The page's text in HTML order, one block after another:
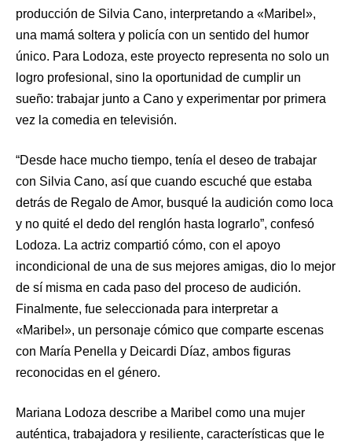
producción de Silvia Cano, interpretando a «Maribel»,
una mamá soltera y policía con un sentido del humor
único. Para Lodoza, este proyecto representa no solo un
logro profesional, sino la oportunidad de cumplir un
sueño: trabajar junto a Cano y experimentar por primera
vez la comedia en televisión.
“Desde hace mucho tiempo, tenía el deseo de trabajar
con Silvia Cano, así que cuando escuché que estaba
detrás de Regalo de Amor, busqué la audición como loca
y no quité el dedo del renglón hasta lograrlo”, confesó
Lodoza. La actriz compartió cómo, con el apoyo
incondicional de una de sus mejores amigas, dio lo mejor
de sí misma en cada paso del proceso de audición.
Finalmente, fue seleccionada para interpretar a
«Maribel», un personaje cómico que comparte escenas
con María Penella y Deicardi Díaz, ambos figuras
reconocidas en el género.
Mariana Lodoza describe a Maribel como una mujer
auténtica, trabajadora y resiliente, características que le